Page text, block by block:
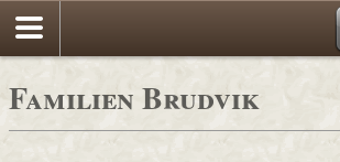
Familien Brudvik